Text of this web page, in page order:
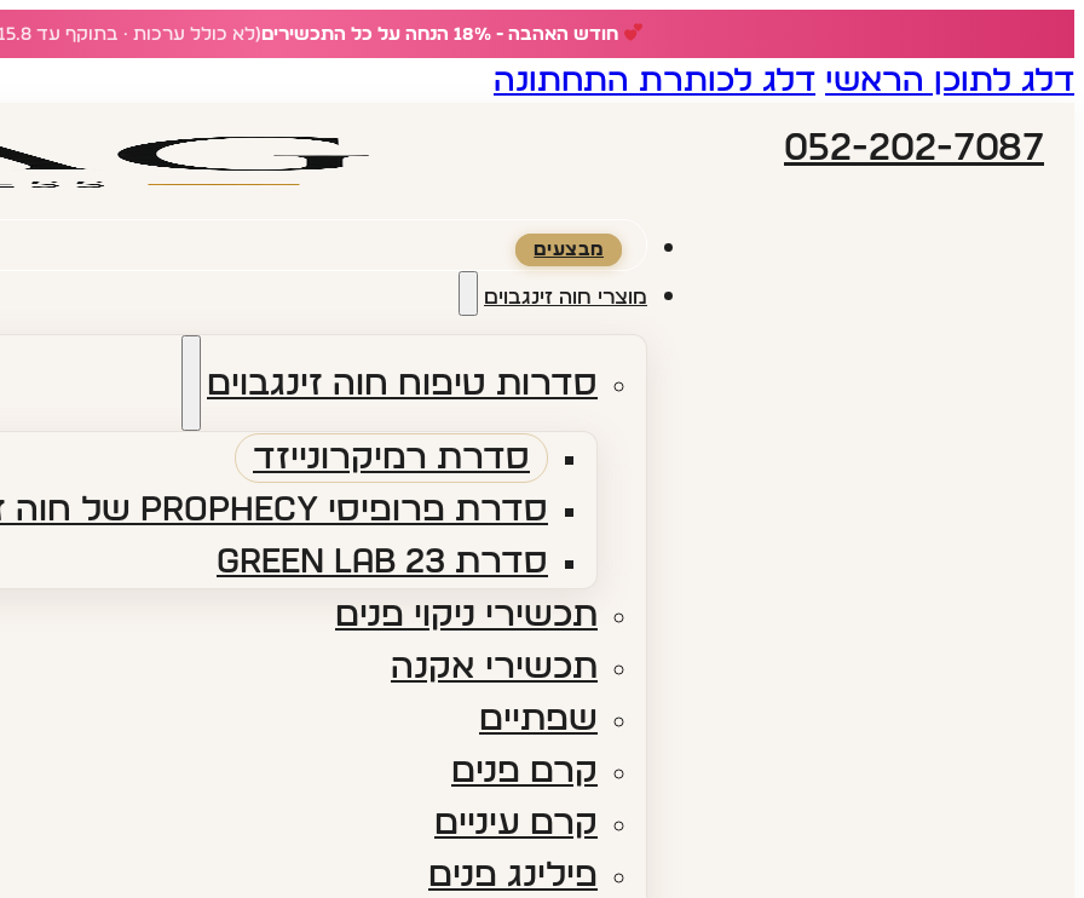
חודש האהבה - 18% הנחה על כל התכשירים (לא כולל ערכות · בתוקף עד 15.8)
דלג לתוכן הראשי דלג לכותרת התחתונה
052-202-7087
מבצעים
מוצרי חוה זינגבוים
סדרות טיפוח חוה זינגבוים
סדרת רמיקרונייזד
סדרת פרופיסי PROPHECY של חוה זינגבוים
סדרת green lab 23
תכשירי ניקוי פנים
תכשירי אקנה
שפתיים
קרם פנים
קרם עיניים
פילינג פנים